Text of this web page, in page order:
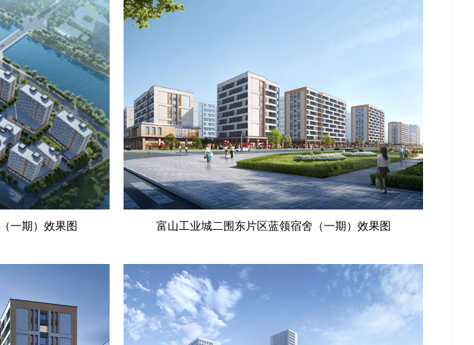
一期）效果图 富山工业城二围东片区蓝领宿舍（一期）效果图